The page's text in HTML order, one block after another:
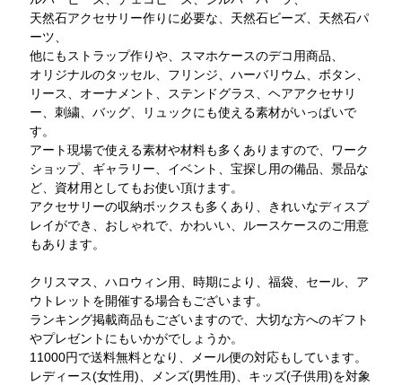
天然石アクセサリー作りに必要な、天然石ビーズ、天然石パ
ーツ、
他にもストラップ作りや、スマホケースのデコ用商品、
オリジナルのタッセル、フリンジ、ハーバリウム、ボタン、
リース、オーナメント、ステンドグラス、ヘアアクセサリ
ー、刺繍、バッグ、リュックにも使える素材がいっぱいで
す。
アート現場で使える素材や材料も多くありますので、ワーク
ショップ、ギャラリー、イベント、宝探し用の備品、景品な
ど、資材用としてもお使い頂けます。
アクセサリーの収納ボックスも多くあり、きれいなディスプ
レイができ、おしゃれで、かわいい、ルースケースのご用意
もあります。
クリスマス、ハロウィン用、時期により、福袋、セール、ア
ウトレットを開催する場合もございます。
ランキング掲載商品もございますので、大切な方へのギフト
やプレゼントにもいかがでしょうか。
11000円で送料無料となり、メール便の対応もしています。
レディース(女性用)、メンズ(男性用)、キッズ(子供用)を対象